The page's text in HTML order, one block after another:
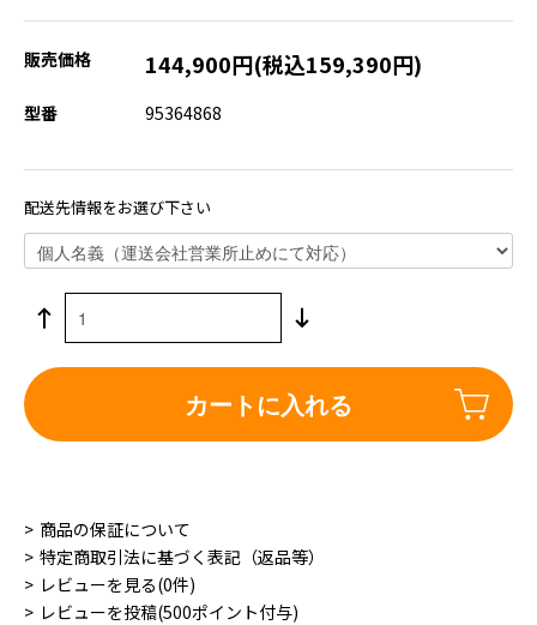
販売価格 144,900円(税込159,390円)
型番 95364868
配送先情報をお選び下さい
カートに入れる
商品の保証について
特定商取引法に基づく表記（返品等）
レビューを見る(0件)
レビューを投稿(500ポイント付与)